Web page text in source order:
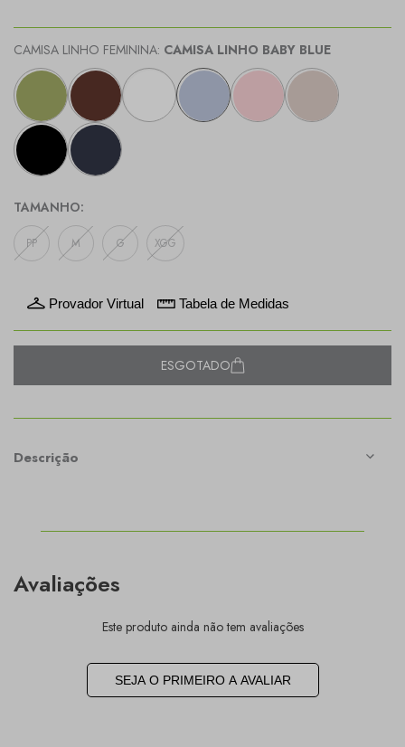
CAMISA LINHO FEMININA: CAMISA LINHO BABY BLUE
TAMANHO:
PP M G XGG
Provador Virtual Tabela de Medidas
ESGOTADO
Descrição
Avaliações
Este produto ainda não tem avaliações
SEJA O PRIMEIRO A AVALIAR